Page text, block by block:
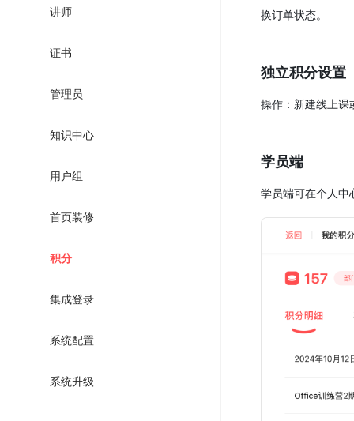
讲师
证书
管理员
知识中心
用户组
首页装修
积分
集成登录
系统配置
系统升级
换订单状态。
独立积分设置
操作：新建线上课
学员端
学员端可在个人中